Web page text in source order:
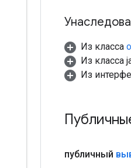
Из класса
Из класса
Из
публичный